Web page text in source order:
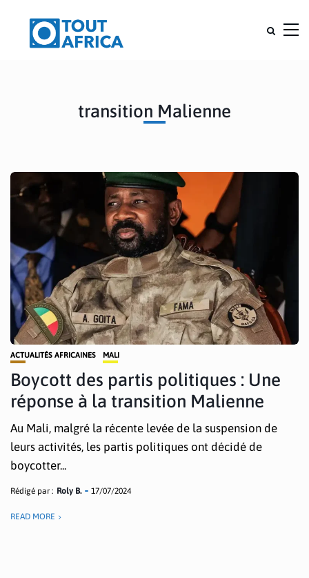
transition Malienne
ACTUALITÉS AFRICAINES MALI
Boycott des partis politiques : Une
réponse à la transition Malienne
Au Mali, malgré la récente levée de la suspension de
leurs activités, les partis politiques ont décidé de
boycotter...
Rédigé par : Roly B. 17/07/2024
READ MORE